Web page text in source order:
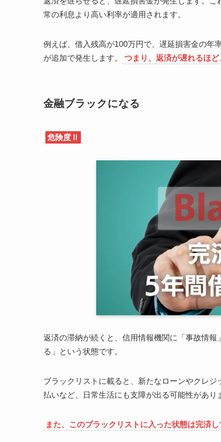
常の利息より高い利率が適用されます。
例えば、借入残高が100万円で、遅延損害金の年
が追加で発生します。
つまり、返済が遅れるほ
金融ブラックになる
危険度Ⅱ
返済の滞納が続くと、信用情報機関に「事故情
る」という状態です。
ブラックリストに載ると、新たなローンやクレ
払いなど、日常生活にも支障が出る可能性があり
また、このブラックリストに入った状態は完済